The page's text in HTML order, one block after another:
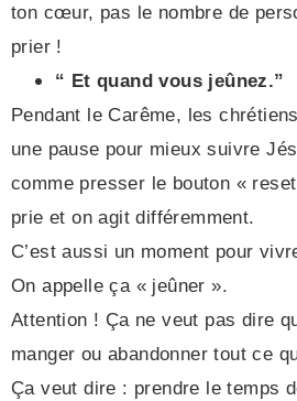
ton cœur, pas le nombre de
prier !
“ Et quand vous jeûnez.”
Pendant le Carême, les
une pause pour mieux suivre
comme presser le bouton «
prie et on agit différemment.
C’est aussi un moment pour
On appelle ça « jeûner ».
Attention ! Ça ne veut pas dire
manger ou abandonner tout ce
Ça veut dire : prendre le temps